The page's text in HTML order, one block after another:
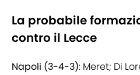
La probabile
contro il Lecce
Napoli (3-4-3): Meret; Di